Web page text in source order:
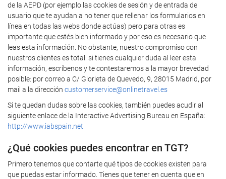
de la AEPD (por ejemplo las cookies de sesión y de entrada de
usuario que te ayudan a no tener que rellenar los formularios en
línea en todas las webs donde actúas) pero para otras es
importante que estés bien informado y por eso es necesario que
leas esta información. No obstante, nuestro compromiso con
nuestros clientes es total: si tienes cualquier duda al leer esta
información, escríbenos y te contestaremos a la mayor brevedad
posible: por correo a C/ Glorieta de Quevedo, 9, 28015 Madrid, por
mail a la dirección customerservice@onlinetravel.es
Si te quedan dudas sobre las cookies, también puedes acudir al
siguiente enlace de la Interactive Advertising Bureau en España:
http://www.iabspain.net
¿Qué cookies puedes encontrar en TGT?
Primero tenemos que contarte qué tipos de cookies existen para
que puedas estar informado. Tienes que tener en cuenta que en